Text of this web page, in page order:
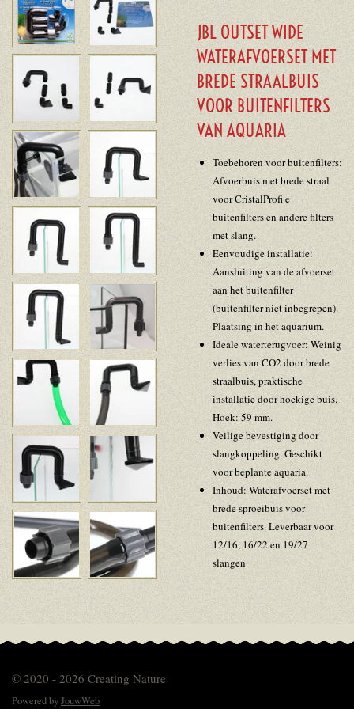
JBL OUTSET WIDE
WATERAFVOERSET MET
BREDE STRAALBUIS
VOOR BUITENFILTERS
VAN AQUARIA
Toebehoren voor buitenfilters:
Afvoerbuis met brede straal
voor CristalProfi e
buitenfilters en andere filters
met slang.
Eenvoudige installatie:
Aansluiting van de afvoerset
aan het buitenfilter
(buitenfilter niet inbegrepen).
Plaatsing in het aquarium.
Ideale waterterugvoer: Weinig
verlies van CO2 door brede
straalbuis, praktische
installatie door hoekige buis.
Hoek: 59 mm.
Veilige bevestiging door
slangkoppeling. Geschikt
voor beplante aquaria.
Inhoud: Waterafvoerset met
brede sproeibuis voor
buitenfilters. Leverbaar voor
12/16, 16/22 en 19/27
slangen
© 2020 - 2026 Creating Nature
Powered byJouwWeb